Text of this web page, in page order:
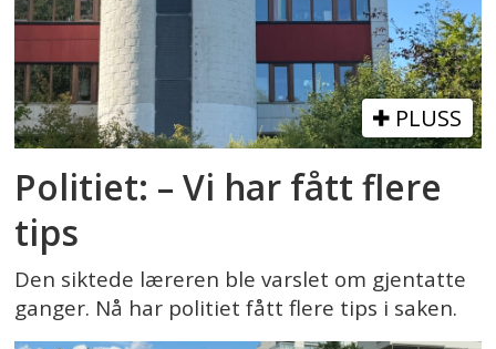
PLUSS
Politiet: – Vi har fått flere
tips
Den siktede læreren ble varslet om gjentatte
ganger. Nå har politiet fått flere tips i saken.